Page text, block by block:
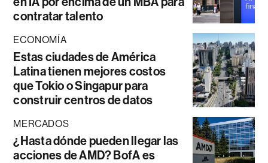
contratar talento
ECONOMÍA
Estas ciudades de América
Latina tienen mejores costos
que Tokio o Singapur para
construir centros de datos
MERCADOS
¿Hasta dónde pueden llegar las
acciones de AMD? BofA es